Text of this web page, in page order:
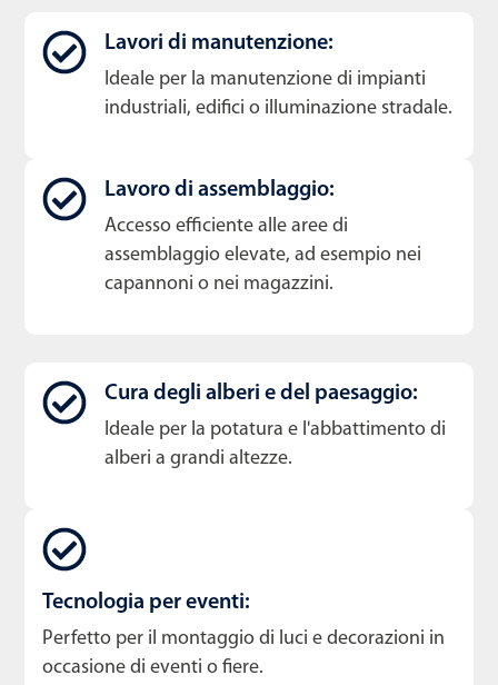
Lavori di manutenzione:
Ideale per la manutenzione di impianti
industriali, edifici o illuminazione stradale.
Lavoro di assemblaggio:
Accesso efficiente alle aree di
assemblaggio elevate, ad esempio nei
capannoni o nei magazzini.
Cura degli alberi e del paesaggio:
Ideale per la potatura e l'abbattimento di
alberi a grandi altezze.
Tecnologia per eventi:
Perfetto per il montaggio di luci e decorazioni in
occasione di eventi o fiere.